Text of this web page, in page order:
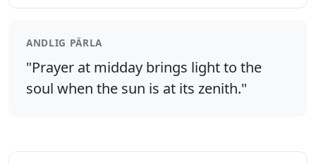
ANDLIG PÄRLA
"Prayer at midday brings light to the
soul when the sun is at its zenith."